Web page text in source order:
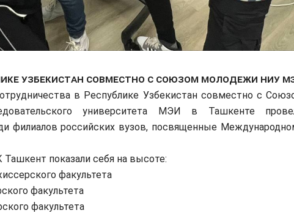
Узбекистан совместно с Союзом молодежи НИУ
в Республике Узбекистан совместно с
университета МЭИ в Ташкенте
филиалов российских вузов, посвященные
показали себя на высоте:
факультета
факультета
факультета